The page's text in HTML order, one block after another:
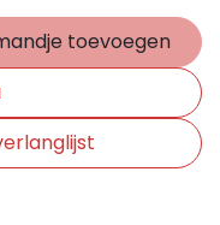
toevoegen